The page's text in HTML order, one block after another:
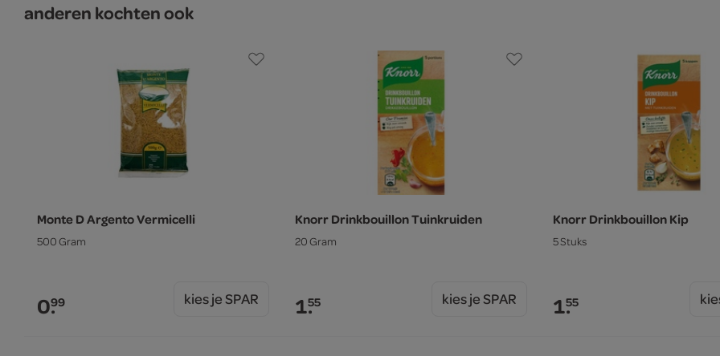
anderen kochten ook
Monte D Argento Vermicelli
500 Gram
0.99 kies je SPAR
Knorr Drinkbouillon Tuinkruiden
20 Gram
1.55 kies je SPAR
Knorr Drinkbouillon Kip
5 Stuks
1.55